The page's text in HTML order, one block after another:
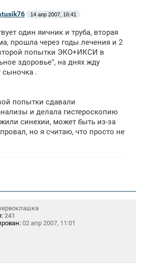
14 апр 2007, 16:41
один яичник и труба, вторая
прошла через годы лечения и 2
попытки ЭКО+ИКСИ в
здоровье", на днях жду
сыночка .
попытки сдавали
и делала гистероскопию
синехии, может быть из-за
но я считаю, что просто не
241
02 апр 2007, 11:01